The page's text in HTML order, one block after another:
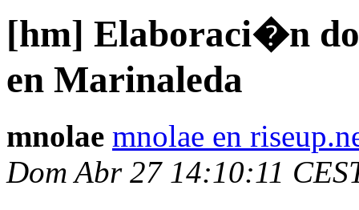
[hm] Elaboraci�n
en Marinaleda
mnolae mnolae en
Dom Abr 27 14:10:11